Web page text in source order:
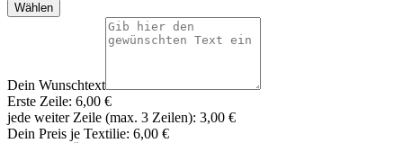
Wählen
Dein Wunschtext
Erste Zeile: 6,00 €
jede weiter Zeile (max. 3 Zeilen): 3,00 €
Dein Preis je Textilie: 6,00 €